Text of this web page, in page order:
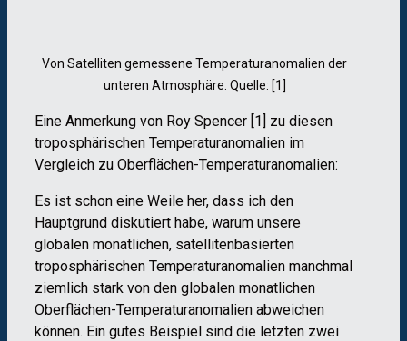
Von Satelliten gemessene Temperaturanomalien der
unteren Atmosphäre. Quelle: [1]
Eine Anmerkung von Roy Spencer [1] zu diesen
troposphärischen Temperaturanomalien im
Vergleich zu Oberflächen-Temperaturanomalien:
Es ist schon eine Weile her, dass ich den
Hauptgrund diskutiert habe, warum unsere
globalen monatlichen, satellitenbasierten
troposphärischen Temperaturanomalien manchmal
ziemlich stark von den globalen monatlichen
Oberflächen-Temperaturanomalien abweichen
können. Ein gutes Beispiel sind die letzten zwei